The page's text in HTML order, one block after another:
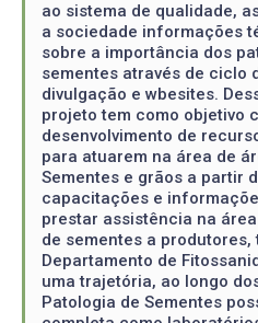
ao sistema de qualidade,
a sociedade informações
sobre a importância dos
sementes através de ciclo
divulgação e wbesites.
projeto tem como objetivo
desenvolvimento de
para atuarem na área de
Sementes e grãos a partir
capacitações e
prestar assistência na
de sementes a
Departamento de
uma trajetória, ao longo
Patologia de Sementes